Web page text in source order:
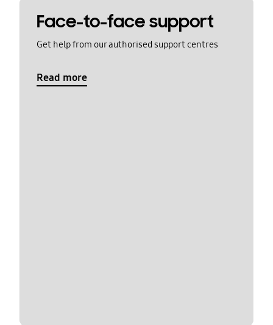
Face-to-face support
Get help from our authorised support centres
Read more